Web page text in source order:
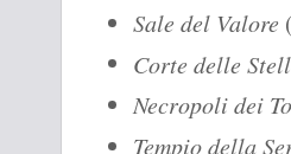
Sale del Valore
Corte delle
Necropoli dei
Tempio della